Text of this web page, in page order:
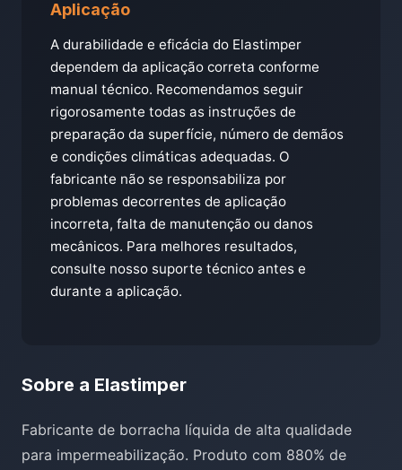
Aplicação
A durabilidade e eficácia do Elastimper
dependem da aplicação correta conforme
manual técnico. Recomendamos seguir
rigorosamente todas as instruções de
preparação da superfície, número de demãos
e condições climáticas adequadas. O
fabricante não se responsabiliza por
problemas decorrentes de aplicação
incorreta, falta de manutenção ou danos
mecânicos. Para melhores resultados,
consulte nosso suporte técnico antes e
durante a aplicação.
Sobre a Elastimper
Fabricante de borracha líquida de alta qualidade
para impermeabilização. Produto com 880% de